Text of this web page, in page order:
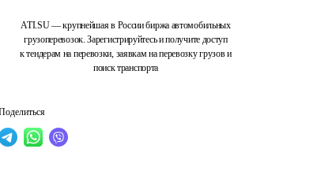
ATI.SU — крупнейшая в России биржа автомобильных
грузоперевозок. Зарегистрируйтесь и получите доступ
к тендерам на перевозки, заявкам на перевозку грузов и
поиск транспорта